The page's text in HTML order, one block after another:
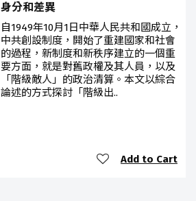
身分和差異
自1949年10月1日中華人民共和國成立，
中共創設制度，開始了重建國家和社會
的過程，新制度和新秩序建立的一個重
要方面，就是對舊政權及其人員，以及
「階級敵人」的政治清算。本文以綜合
論述的方式探討「階級出..
Add to Cart